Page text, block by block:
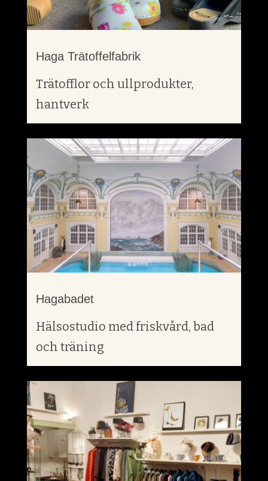
Haga Trätoffelfabrik
Trätofflor och ullprodukter,
hantverk
Hagabadet
Hälsostudio med friskvård, bad
och träning